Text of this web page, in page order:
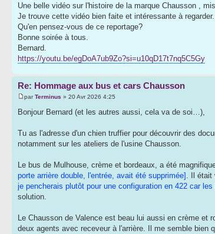
Une belle vidéo sur l'histoire de la marque Chausson ,
Je trouve cette vidéo bien faite et intéressante à regarder.
Qu'en pensez-vous de ce reportage?
Bonne soirée à tous.
Bernard.
https://youtu.be/egDoA7ub9Zo?si=u10qD17t7nq5C5Gy
Re: Hommage aux bus et cars Chausson
parTerminus » 20 Avr 2026 4:25
Bonjour Bernard (et les autres aussi, cela va de soi…),
Tu as l'adresse d'un chien truffier pour découvrir des
notamment sur les ateliers de l'usine Chausson.
Le bus de Mulhouse, crème et bordeaux, a été
porte arrière double, l'entrée, avait été supprimée] . Il était
je pencherais plutôt pour une configuration en 422 car
solution.
Le Chausson de Valence est beau lui aussi en crème et
deux agents avec receveur à l'arrière. Il me semble bien